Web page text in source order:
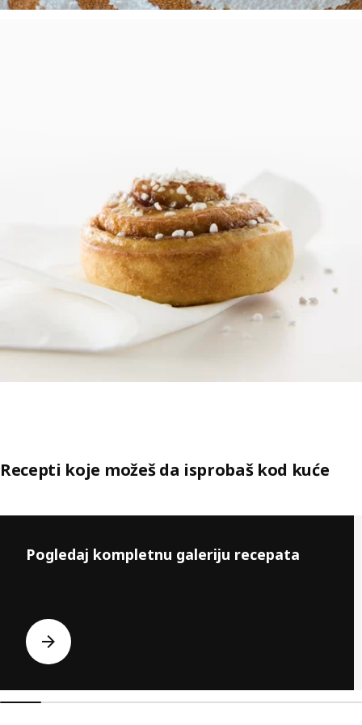
Recepti koje možeš da isprobaš kod kuće
Pogledaj kompletnu galeriju recepata